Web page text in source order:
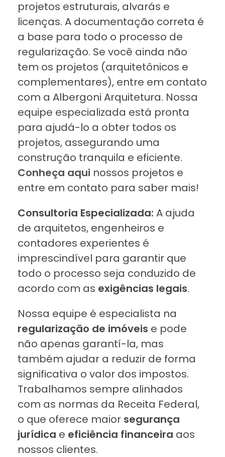
projetos estruturais, alvarás e
licenças. A documentação correta é
a base para todo o processo de
regularização. Se você ainda não
tem os projetos (arquitetônicos e
complementares), entre em contato
com a Albergoni Arquitetura. Nossa
equipe especializada está pronta
para ajudá-lo a obter todos os
projetos, assegurando uma
construção tranquila e eficiente.
Conheça aqui nossos projetos e
entre em contato para saber mais!
Consultoria Especializada: A ajuda
de arquitetos, engenheiros e
contadores experientes é
imprescindível para garantir que
todo o processo seja conduzido de
acordo com as exigências legais.
Nossa equipe é especialista na
regularização de imóveis e pode
não apenas garantí-la, mas
também ajudar a reduzir de forma
significativa o valor dos impostos.
Trabalhamos sempre alinhados
com as normas da Receita Federal,
o que oferece maior segurança
jurídica e eficiência financeira aos
nossos clientes.